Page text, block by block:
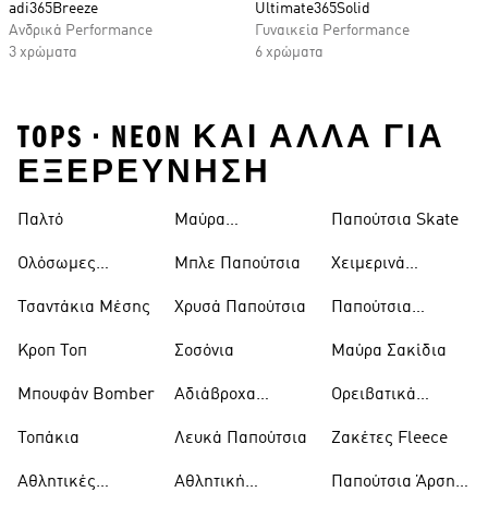
adi365Breeze
Ανδρικά Performance
3 χρώματα
Ultimate365Solid
Γυναικεία Performance
6 χρώματα
TOPS • NEON ΚΑΙ ΑΛΛΑ ΓΙΑ
ΕΞΕΡΕΥΝΗΣΗ
Παλτό
Ολόσωμες
Τσαντάκια Μέσης
Κροπ Τοπ
Μπουφάν Bomber
Τοπάκια
Αθλητικές
Μαύρα
Μπλε Παπούτσια
Χρυσά Παπούτσια
Σοσόνια
Αδιάβροχα
Λευκά Παπούτσια
Αθλητική
Παπούτσια Skate
Χειμερινά
Παπούτσια
Μαύρα Σακίδια
Ορειβατικά
Ζακέτες Fleece
Παπούτσια Άρσης